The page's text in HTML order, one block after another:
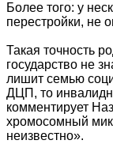
Более того: у
перестройки, не
Такая точность
государство не
лишит семью
ДЦП, то
комментирует
хромосомный
неизвестно».